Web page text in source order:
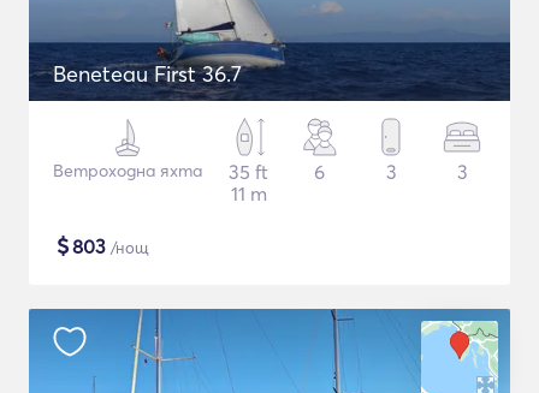
Beneteau First 36.7
Ветроходна яхта
35 ft
11 m
6 3 3
$803 /нощ